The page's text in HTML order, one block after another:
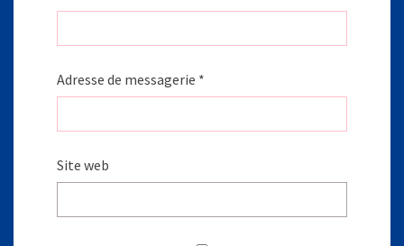
Adresse de messagerie *
Site web